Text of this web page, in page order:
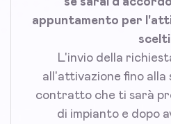
appuntamento per
L'invio della
all'attivazione fino alla
contratto che ti sarà
di impianto e dopo